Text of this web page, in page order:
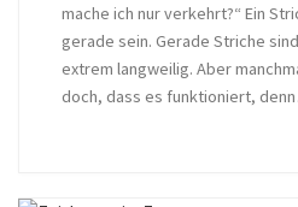
mache ich nur verkehrt?“ Ein
gerade sein. Gerade Striche
extrem langweilig. Aber
doch, dass es funktioniert,